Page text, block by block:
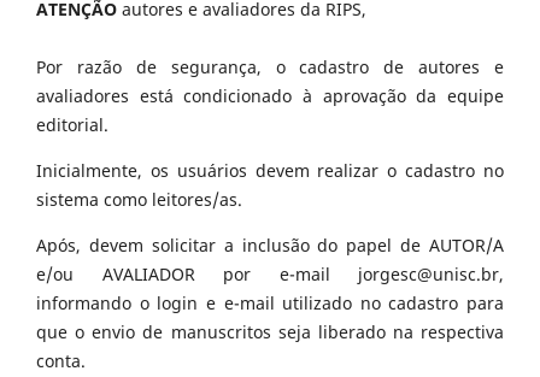
ATENÇÃO autores e avaliadores da RIPS,
Por razão de segurança, o cadastro de autores e
avaliadores está condicionado à aprovação da equipe
editorial.
Inicialmente, os usuários devem realizar o cadastro no
sistema como leitores/as.
Após, devem solicitar a inclusão do papel de AUTOR/A
e/ou AVALIADOR por e-mail jorgesc@unisc.br,
informando o login e e-mail utilizado no cadastro para
que o envio de manuscritos seja liberado na respectiva
conta.